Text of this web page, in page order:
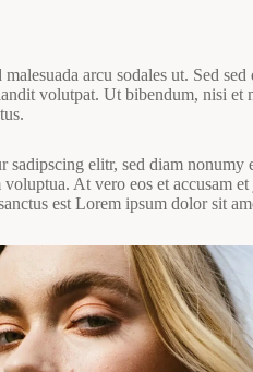
arcu sodales ut. Sed
volutpat. Ut bibendum, nisi et
sadipscing elitr, sed diam
At vero eos et accusam
est Lorem ipsum dolor sit